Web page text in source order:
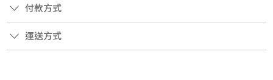
付款方式
運送方式